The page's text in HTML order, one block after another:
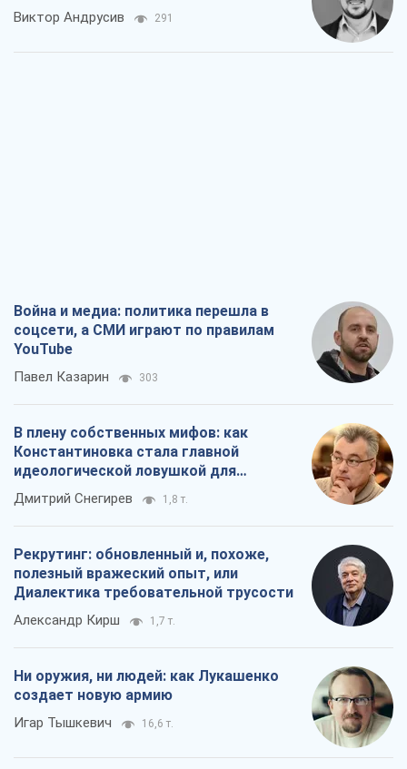
Виктор Андрусив 291
Война и медиа: политика перешла в
соцсети, а СМИ играют по правилам
YouTube
Павел Казарин 303
В плену собственных мифов: как
Константиновка стала главной
идеологической ловушкой для
российских оккупантов
Дмитрий Снегирев 1,8 т.
Рекрутинг: обновленный и, похоже,
полезный вражеский опыт, или
Диалектика требовательной трусости
Александр Кирш 1,7 т.
Ни оружия, ни людей: как Лукашенко
создает новую армию
Игар Тышкевич 16,6 т.